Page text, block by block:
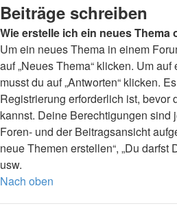
Beiträge schreiben
Wie erstelle ich ein neues Thema
Um ein neues Thema in einem
auf „Neues Thema“ klicken. Um
musst du auf „Antworten“ klicken.
Registrierung erforderlich ist, bevor
kannst. Deine Berechtigungen sind
Foren- und der Beitragsansicht
neue Themen erstellen“, „Du darfst
usw.
Nach oben